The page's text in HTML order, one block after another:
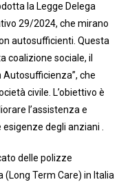
la Legge Delega
29/2024, che mirano
autosufficienti. Questa
coalizione sociale, il
Autosufficienza”, che
civile. L’obiettivo è
l’assistenza e
degli anziani .
delle polizze
Term Care) in Italia